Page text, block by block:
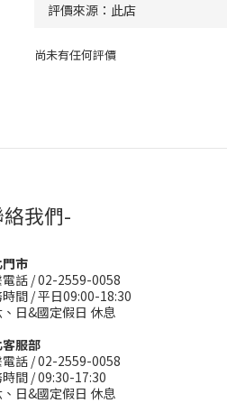
尚未有任何評價
我們-
市
話 / 02-2559-0058
時間 / 平日09:00-18:30
日&國定假日 休息
服部
話 / 02-2559-0058
時間 / 09:30-17:30
日&國定假日 休息